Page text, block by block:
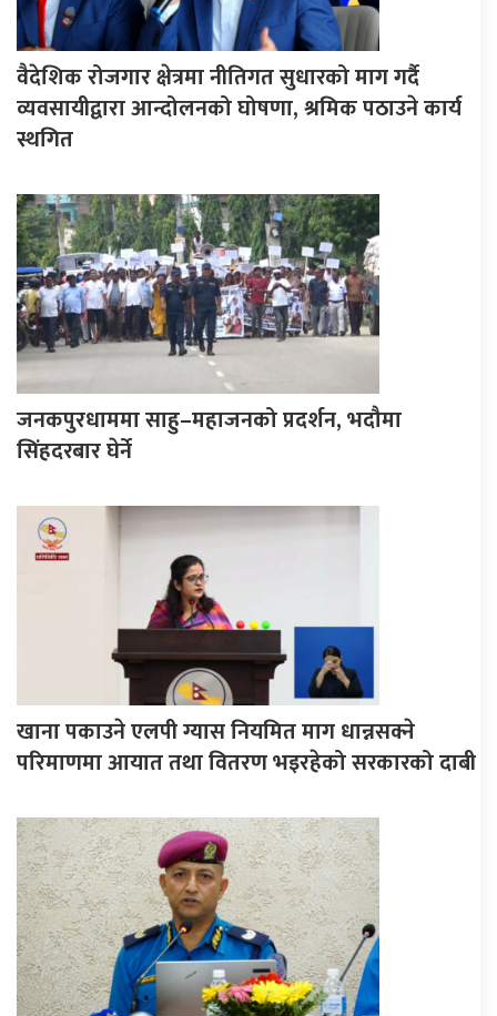
वैदेशिक रोजगार क्षेत्रमा नीतिगत सुधारको माग गर्दै
व्यवसायीद्वारा आन्दोलनको घोषणा, श्रमिक पठाउने कार्य
स्थगित
जनकपुरधाममा साहु–महाजनको प्रदर्शन, भदौमा
सिंहदरबार घेर्ने
खाना पकाउने एलपी ग्यास नियमित माग धान्नसक्ने
परिमाणमा आयात तथा वितरण भइरहेको सरकारको दाबी